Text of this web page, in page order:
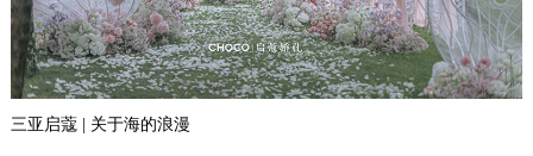
三亚启蔻 | 关于海的浪漫